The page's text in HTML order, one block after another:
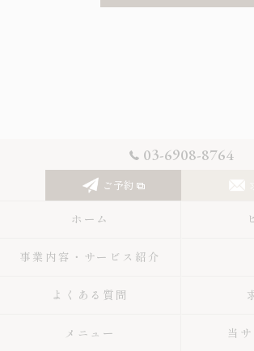
03-6908-8764
ご予約
ホーム
事業内容・サービス紹介
よくある質問
メニュー 当